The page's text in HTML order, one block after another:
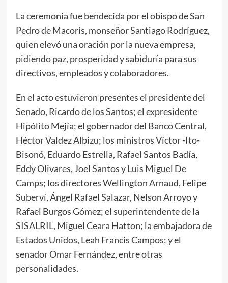
La ceremonia fue bendecida por el obispo de San
Pedro de Macorís, monseñor Santiago Rodríguez,
quien elevó una oración por la nueva empresa,
pidiendo paz, prosperidad y sabiduría para sus
directivos, empleados y colaboradores.
En el acto estuvieron presentes el presidente del
Senado, Ricardo de los Santos; el expresidente
Hipólito Mejía; el gobernador del Banco Central,
Héctor Valdez Albizu; los ministros Víctor -Ito-
Bisonó, Eduardo Estrella, Rafael Santos Badía,
Eddy Olivares, Joel Santos y Luis Miguel De
Camps; los directores Wellington Arnaud, Felipe
Suberví, Ángel Rafael Salazar, Nelson Arroyo y
Rafael Burgos Gómez; el superintendente de la
SISALRIL, Miguel Ceara Hatton; la embajadora de
Estados Unidos, Leah Francis Campos; y el
senador Omar Fernández, entre otras
personalidades.